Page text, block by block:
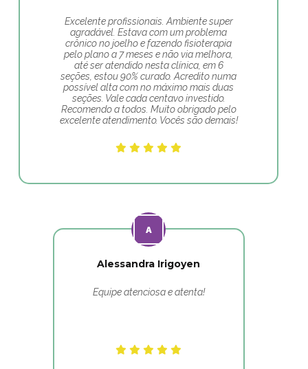
Excelente profissionais. Ambiente super
agradável. Estava com um problema
crônico no joelho e fazendo fisioterapia
pelo plano a 7 meses e não via melhora,
até ser atendido nesta clínica, em 6
seções, estou 90% curado. Acredito numa
possível alta com no máximo mais duas
seções. Vale cada centavo investido.
Recomendo a todos. Muito obrigado pelo
excelente atendimento. Vocês são demais!
Alessandra Irigoyen
Equipe atenciosa e atenta!